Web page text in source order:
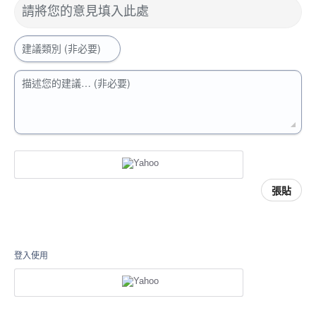
請將您的意見填入此處
建議類別 (非必要)
描述您的建議… (非必要)
張貼
登入使用